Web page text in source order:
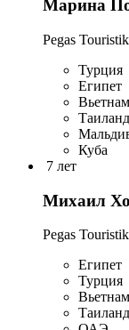
Марина
Pegas Touristik
Турция
Египет
Вьетнам
Таиланд
Куба
7 лет
Михаил
Pegas Touristik
Египет
Турция
Вьетнам
Таиланд